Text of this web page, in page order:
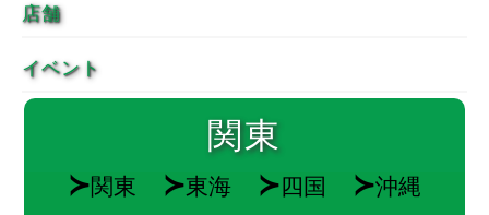
店舗
イベント
関東
≻関東 ≻東海 ≻四国 ≻沖縄